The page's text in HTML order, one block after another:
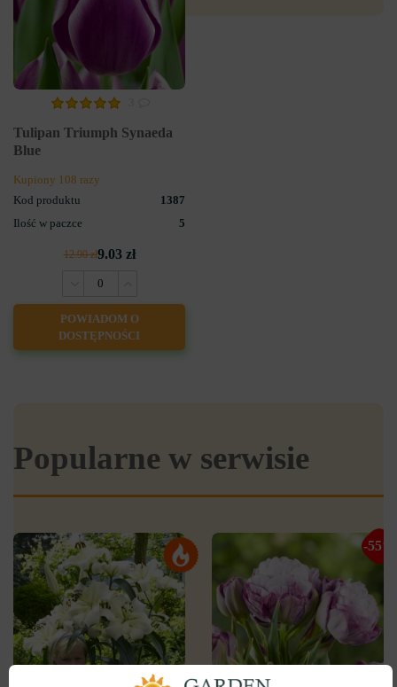
Tulipan Triumph Synaeda
Blue
Kupiony 108 razy
Kod produktu
1387
Ilość w paczce
5
12.90 zł9.03 zł
POWIADOM O
DOSTĘPNOŚCI
Popularne w serwisie
-55%